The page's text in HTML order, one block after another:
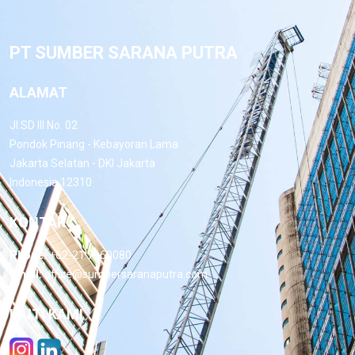
PT SUMBER SARANA PUTRA
ALAMAT
Jl.SD III No. 02
Pondok Pinang - Kebayoran Lama
Jakarta Selatan - DKI Jakarta
Indonesia 12310
KONTAK
Phone: +62-21 7660080
Email:office@sumbersaranaputra.com
IKUTI KAMI